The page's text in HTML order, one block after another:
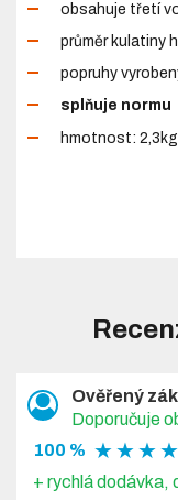
obsahuje třetí
průměr kulatiny
popruhy
splňuje normu
hmotnost: 2,3kg
Ověřený
Doporučuje
100 % ★ ★ ★
+ rychlá dodávka,